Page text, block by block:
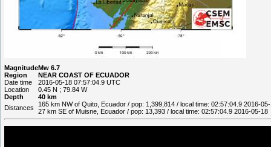
MagnitudeMw 6.7
Region
NEAR COAST OF ECUADOR
Date time
2016-05-18 07:57:04.9 UTC
Location
0.45 N ; 79.84 W
Depth
40 km
Distances
165 km NW of Quito, Ecuador / pop: 1,399,814 / local time: 02:57:04.9 2016-
27 km SE of Muisne, Ecuador / pop: 13,393 / local time: 02:57:04.9 2016-05-18